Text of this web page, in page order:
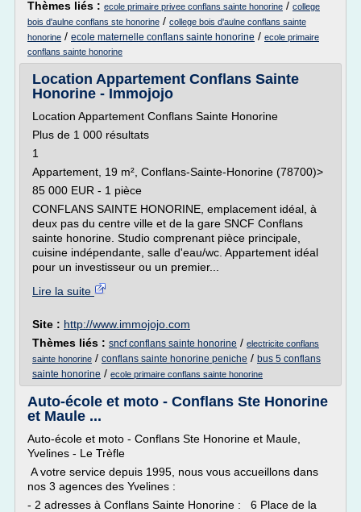
Thèmes liés : ecole primaire privee conflans sainte honorine / college
bois d'aulne conflans ste honorine / college bois d'aulne conflans sainte
honorine / ecole maternelle conflans sainte honorine / ecole primaire
conflans sainte honorine
Location Appartement Conflans Sainte
Honorine - Immojojo
Location Appartement Conflans Sainte Honorine
Plus de 1 000 résultats
1
Appartement, 19 m², Conflans-Sainte-Honorine (78700)>
85 000 EUR - 1 pièce
CONFLANS SAINTE HONORINE, emplacement idéal, à
deux pas du centre ville et de la gare SNCF Conflans
sainte honorine. Studio comprenant pièce principale,
cuisine indépendante, salle d'eau/wc. Appartement idéal
pour un investisseur ou un premier...
Lire la suite
Site : http://www.immojojo.com
Thèmes liés : sncf conflans sainte honorine / electricite conflans
sainte honorine / conflans sainte honorine peniche / bus 5 conflans
sainte honorine / ecole primaire conflans sainte honorine
Auto-école et moto - Conflans Ste Honorine
et Maule ...
Auto-école et moto - Conflans Ste Honorine et Maule,
Yvelines - Le Trèfle
A votre service depuis 1995, nous vous accueillons dans
nos 3 agences des Yvelines :
- 2 adresses à Conflans Sainte Honorine : 6 Place de la